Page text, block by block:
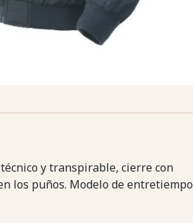
y transpirable, cierre con
los puños. Modelo de entretiempo